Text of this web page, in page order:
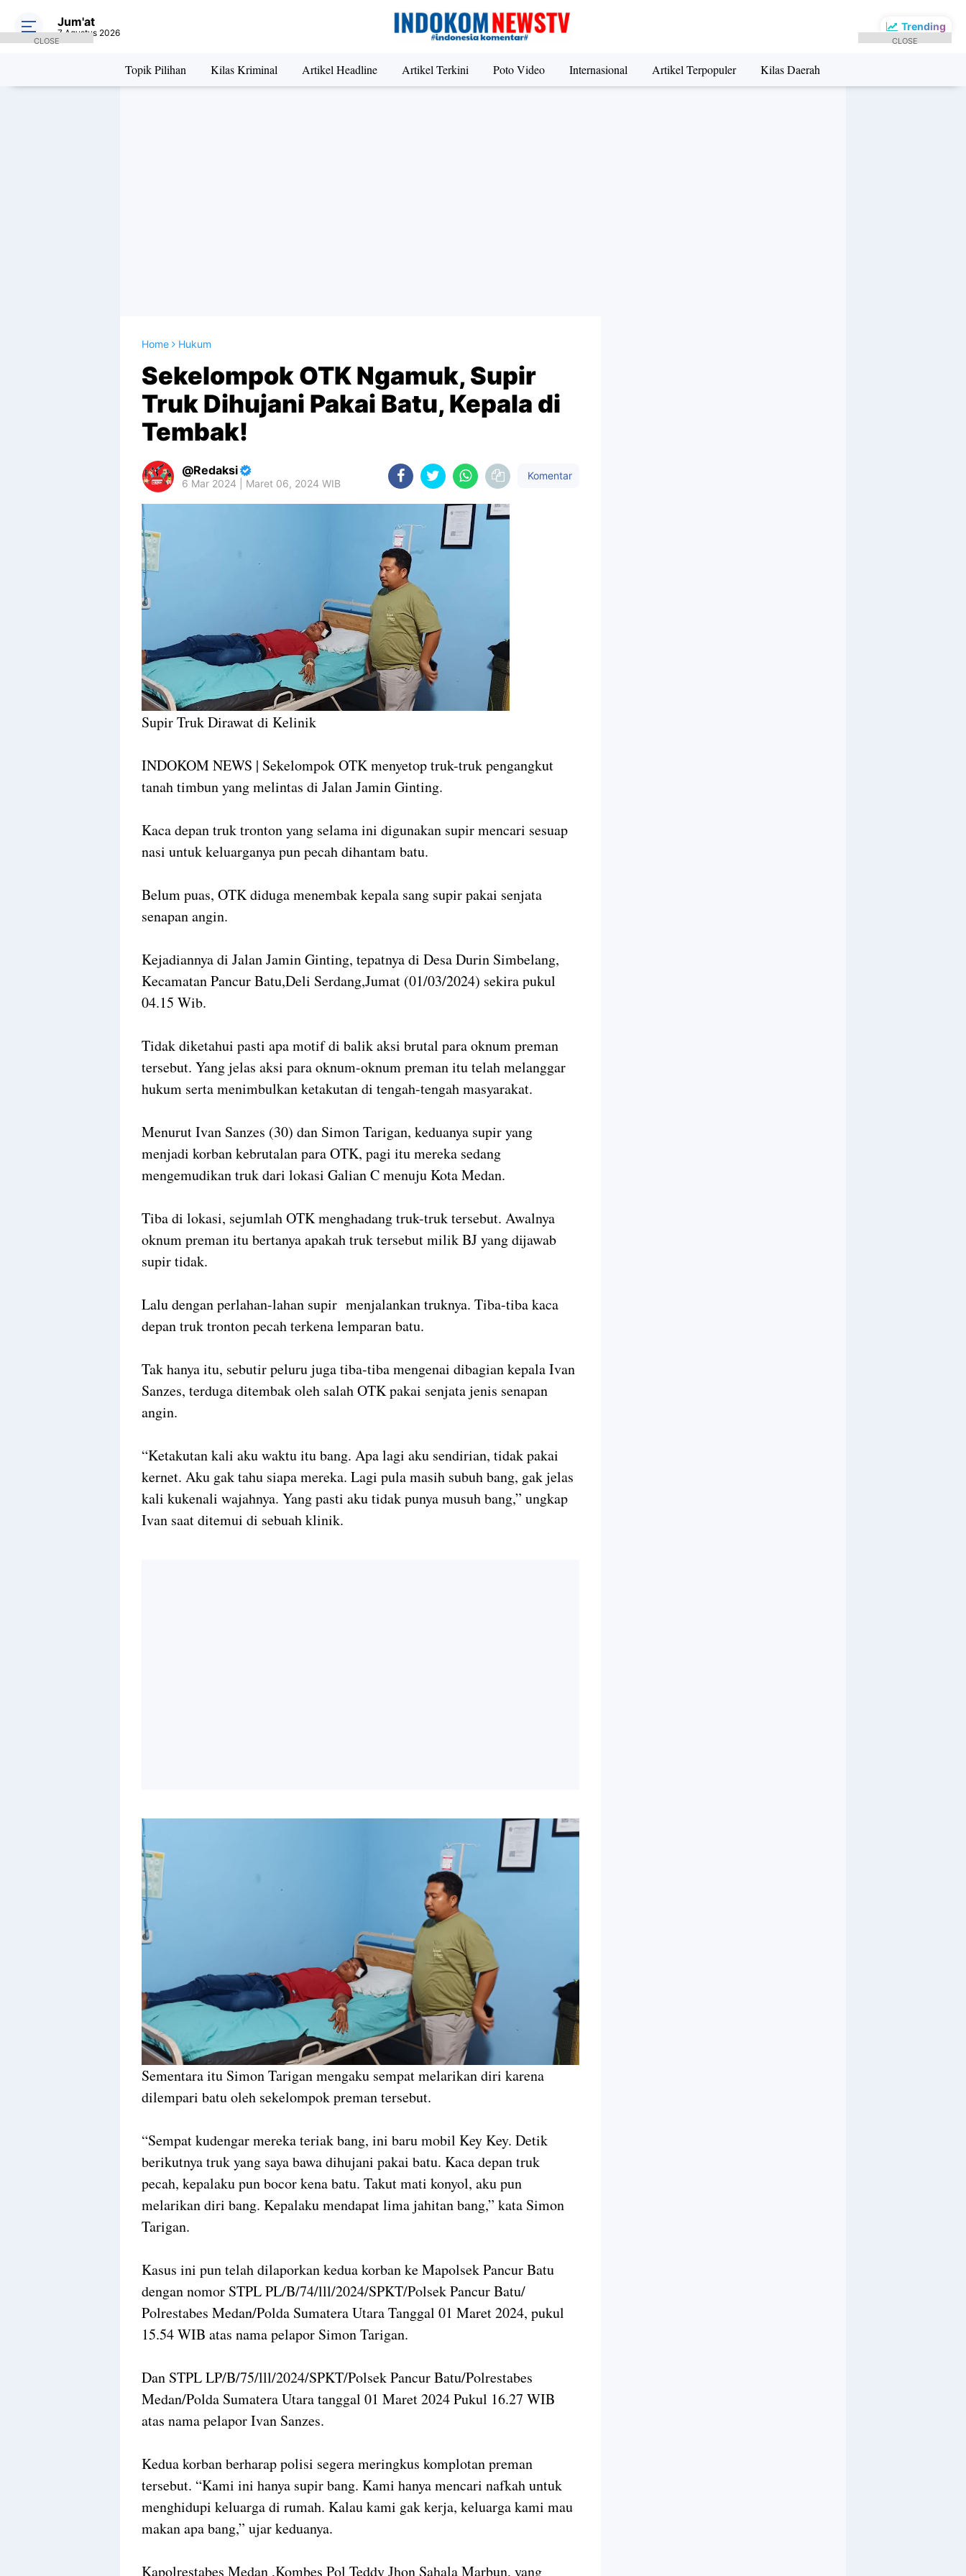
Trending
Jum'at
7 Agustus 2026
Topik Pilihan Kilas Kriminal Artikel Headline Artikel Terkini Poto Video Internasional Artikel Terpopuler Kilas Daerah
Home Hukum
Sekelompok OTK Ngamuk, Supir
Truk Dihujani Pakai Batu, Kepala di
Tembak!
Redaksi
6 Mar 2024 | Maret 06, 2024 WIB
Komentar
Supir Truk Dirawat di Kelinik
INDOKOM NEWS | Sekelompok OTK menyetop truk-truk pengangkut
tanah timbun yang melintas di Jalan Jamin Ginting.
Kaca depan truk tronton yang selama ini digunakan supir mencari sesuap
nasi untuk keluarganya pun pecah dihantam batu.
Belum puas, OTK diduga menembak kepala sang supir pakai senjata
senapan angin.
Kejadiannya di Jalan Jamin Ginting, tepatnya di Desa Durin Simbelang,
Kecamatan Pancur Batu,Deli Serdang,Jumat (01/03/2024) sekira pukul
04.15 Wib.
Tidak diketahui pasti apa motif di balik aksi brutal para oknum preman
tersebut. Yang jelas aksi para oknum-oknum preman itu telah melanggar
hukum serta menimbulkan ketakutan di tengah-tengah masyarakat.
Menurut Ivan Sanzes (30) dan Simon Tarigan, keduanya supir yang
menjadi korban kebrutalan para OTK, pagi itu mereka sedang
mengemudikan truk dari lokasi Galian C menuju Kota Medan.
Tiba di lokasi, sejumlah OTK menghadang truk-truk tersebut. Awalnya
oknum preman itu bertanya apakah truk tersebut milik BJ yang dijawab
supir tidak.
Lalu dengan perlahan-lahan supir menjalankan truknya. Tiba-tiba kaca
depan truk tronton pecah terkena lemparan batu.
Tak hanya itu, sebutir peluru juga tiba-tiba mengenai dibagian kepala Ivan
Sanzes, terduga ditembak oleh salah OTK pakai senjata jenis senapan
angin.
“Ketakutan kali aku waktu itu bang. Apa lagi aku sendirian, tidak pakai
kernet. Aku gak tahu siapa mereka. Lagi pula masih subuh bang, gak jelas
kali kukenali wajahnya. Yang pasti aku tidak punya musuh bang,” ungkap
Ivan saat ditemui di sebuah klinik.
Sementara itu Simon Tarigan mengaku sempat melarikan diri karena
dilempari batu oleh sekelompok preman tersebut.
“Sempat kudengar mereka teriak bang, ini baru mobil Key Key. Detik
berikutnya truk yang saya bawa dihujani pakai batu. Kaca depan truk
pecah, kepalaku pun bocor kena batu. Takut mati konyol, aku pun
melarikan diri bang. Kepalaku mendapat lima jahitan bang,” kata Simon
Tarigan.
Kasus ini pun telah dilaporkan kedua korban ke Mapolsek Pancur Batu
dengan nomor STPL PL/B/74/lll/2024/SPKT/Polsek Pancur Batu/
Polrestabes Medan/Polda Sumatera Utara Tanggal 01 Maret 2024, pukul
15.54 WIB atas nama pelapor Simon Tarigan.
Dan STPL LP/B/75/lll/2024/SPKT/Polsek Pancur Batu/Polrestabes
Medan/Polda Sumatera Utara tanggal 01 Maret 2024 Pukul 16.27 WIB
atas nama pelapor Ivan Sanzes.
Kedua korban berharap polisi segera meringkus komplotan preman
tersebut. “Kami ini hanya supir bang. Kami hanya mencari nafkah untuk
menghidupi keluarga di rumah. Kalau kami gak kerja, keluarga kami mau
makan apa bang,” ujar keduanya.
Kapolrestabes Medan ,Kombes Pol Teddy Jhon Sahala Marbun, yang
CLOSE CLOSE